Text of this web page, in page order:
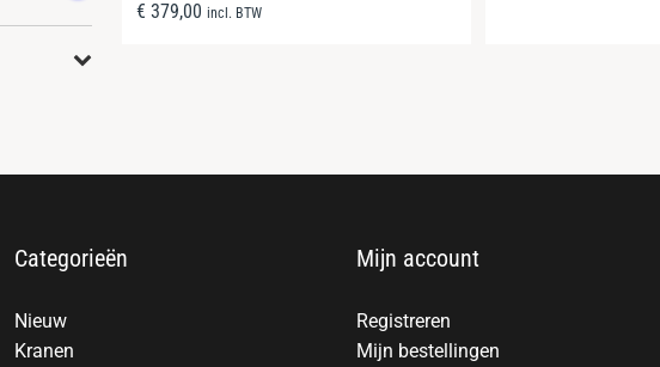
€ 379,00 incl. BTW
Categorieën
Nieuw
Kranen
Mijn account
Registreren
Mijn bestellingen